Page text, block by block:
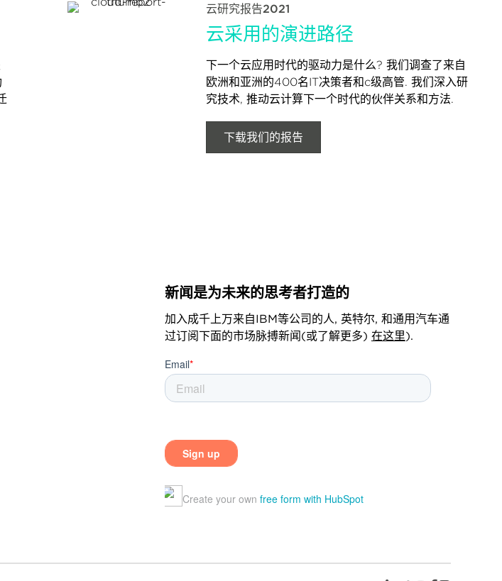
云研究报告2021
云采用的演进路径
下一个云应用时代的驱动力是什么? 我们调查了来自
欧洲和亚洲的400名IT决策者和c级高管. 我们深入研
究技术, 推动云计算下一个时代的伙伴关系和方法.
下载我们的报告
新闻是为未来的思考者打造的
加入成千上万来自IBM等公司的人, 英特尔, 和通用汽车通
过订阅下面的市场脉搏新闻(或了解更多) 在这里).